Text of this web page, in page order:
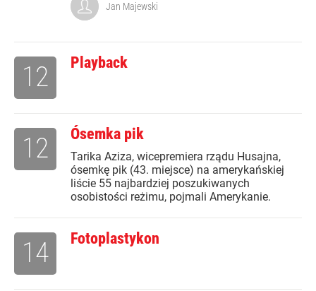
Jan Majewski
Playback
12
Ósemka pik
Tarika Aziza, wicepremiera rządu Husajna,
ósemkę pik (43. miejsce) na amerykańskiej
liście 55 najbardziej poszukiwanych
osobistości reżimu, pojmali Amerykanie.
12
Fotoplastykon
14